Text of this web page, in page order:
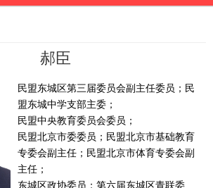
郝臣
民盟东城区第三届委员会副主任委员；民
盟东城中学支部主委；
民盟中央教育委员会委员；
民盟北京市委委员；民盟北京市基础教育
专委会副主任；民盟北京市体育专委会副
主任；
东城区政协委员；第六届东城区青联委